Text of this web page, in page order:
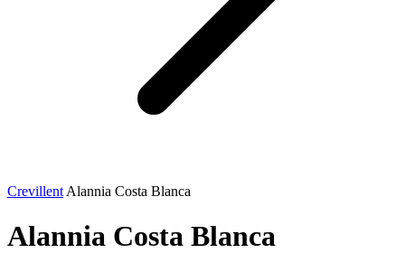
Crevillent Alannia Costa Blanca
Alannia Costa Blanca